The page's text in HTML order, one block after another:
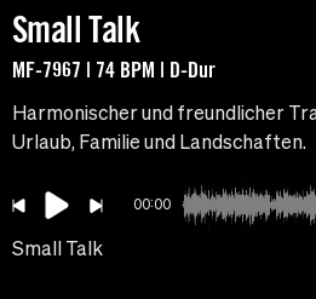
Small Talk
MF-7967 | 74 BPM | D-Dur
Harmonischer und freundlicher
Urlaub, Familie und Landschaften.
00:00
Small Talk